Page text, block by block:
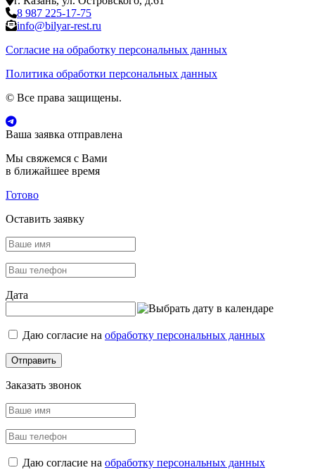
8 987 225-17-75
info@bilyar-rest.ru
Согласие на обработку персональных данных
Политика обработки персональных данных
© Все права защищены.
Ваша заявка отправлена
Мы свяжемся с Вами
в ближайшее время
Готово
Оставить заявку
Дата
Даю согласие на обработку персональных данных
Заказать звонок
Даю согласие на обработку персональных данных